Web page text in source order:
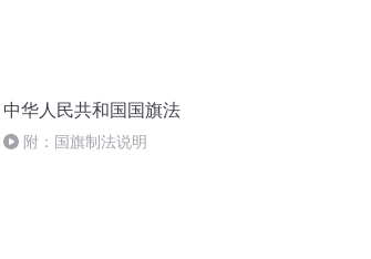
中华人民共和国国旗法
附：国旗制法说明